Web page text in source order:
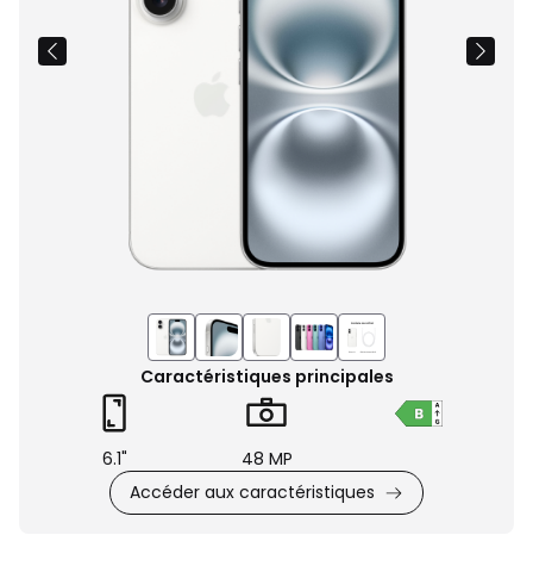
Caractéristiques principales
6.1"
48 MP
Accéder aux caractéristiques